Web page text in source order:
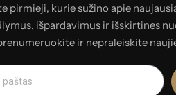
pirmieji, kurie sužino apie
išpardavimus ir išskirtines
ir nepraleiskite